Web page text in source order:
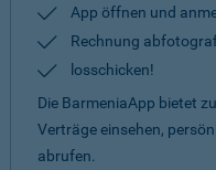
App öffnen und
Rechnung
losschicken!
Die BarmeniaApp bietet
Verträge einsehen,
abrufen.